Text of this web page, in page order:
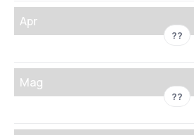
Apr
??
Mag
??